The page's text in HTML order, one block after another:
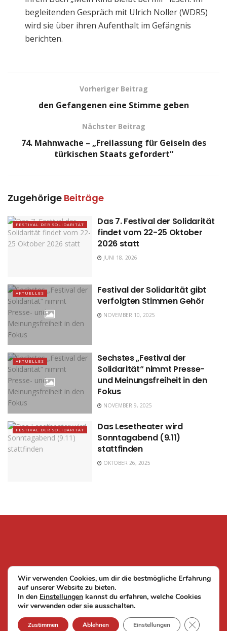
begleitenden Gespräch mit Ulrich Noller (WDR5)
wird sie über ihren Aufenthalt im Gefängnis
berichten.
Vorheriger Beitrag
den Gefangenen eine Stimme geben
Nächster Beitrag
74. Mahnwache – „Freilassung für Geiseln des
türkischen Staats gefordert“
Zugehörige Beiträge
FESTIVAL DER SOLIDARITÄT
Das 7. Festival der Solidarität
findet vom 22-25 Oktober
2026 statt
JUNI 18, 2026
AKTUELLES
Festival der Solidarität gibt
verfolgten Stimmen Gehör
NOVEMBER 10, 2025
AKTUELLES
Sechstes „Festival der
Solidarität“ nimmt Presse-
und Meinungsfreiheit in den
Fokus
NOVEMBER 9, 2025
FESTIVAL DER SOLIDARITÄT
Das Lesetheater wird
Sonntagabend (9.11)
stattfinden
OKTOBER 26, 2025
© 2024Stimmen der Solidarität - Mahnwache Köln e.V. |Impressum |
Datenschutzerklärung
Wir verwenden Cookies, um dir die bestmögliche Erfahrung
auf unserer Website zu bieten.
In den Einstellungen kannst du erfahren, welche Cookies
wir verwenden oder sie ausschalten.
Zustimmen Ablehnen Einstellungen GDPR